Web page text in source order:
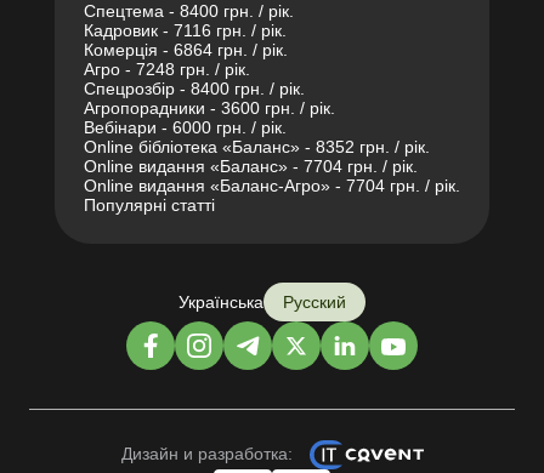
Спецтема - 8400 грн. / рік.
Кадровик - 7116 грн. / рік.
Комерція - 6864 грн. / рік.
Агро - 7248 грн. / рік.
Спецрозбір - 8400 грн. / рік.
Агропорадники - 3600 грн. / рік.
Вебінари - 6000 грн. / рік.
Online бібліотека «Баланс» - 8352 грн. / рік.
Online видання «Баланс» - 7704 грн. / рік.
Online видання «Баланс-Агро» - 7704 грн. / рік.
Популярні статті
Українська Русский
Дизайн и разработка: